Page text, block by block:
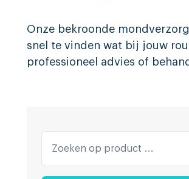
Onze bekroonde
snel te vinden wat bij jouw
professioneel advies of